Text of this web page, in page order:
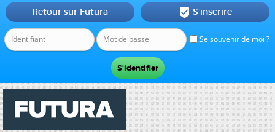
Se souvenir de moi ?
Retour sur Futura  S'inscrire